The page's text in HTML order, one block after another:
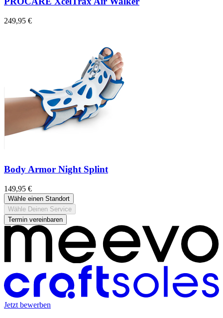
249,95 €
Body Armor Night Splint
149,95 €
Wähle einen Standort
Wähle Deinen Service
Termin vereinbaren
Jetzt bewerben